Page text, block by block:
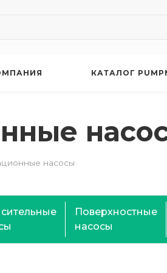
КАТАЛОГ
насосы
Поверхностные
насосы